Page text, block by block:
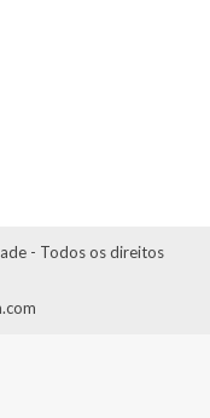
- Todos os direitos